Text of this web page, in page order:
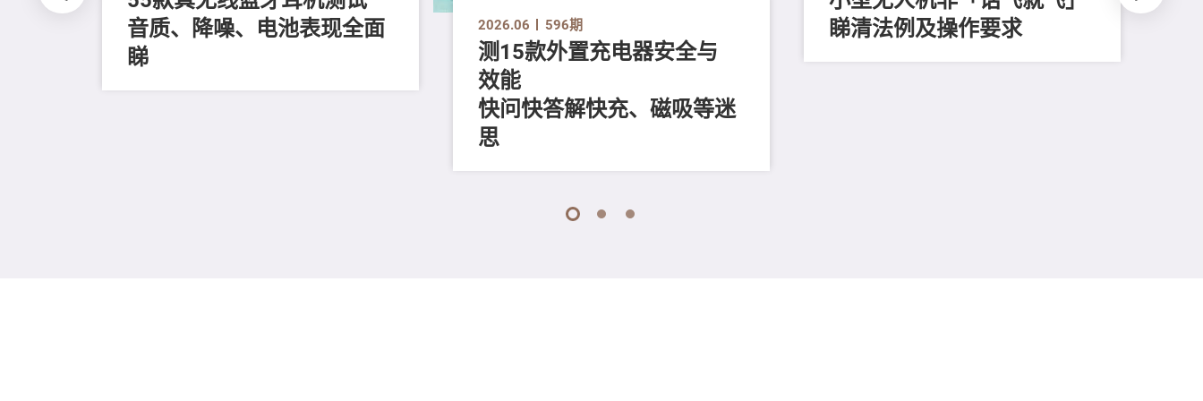
音质、降噪、电池表现全面
睇
2026.06 596期
测15款外置充电器安全与
效能
快问快答解快充、磁吸等迷
思
睇清法例及操作要求
1 2 3